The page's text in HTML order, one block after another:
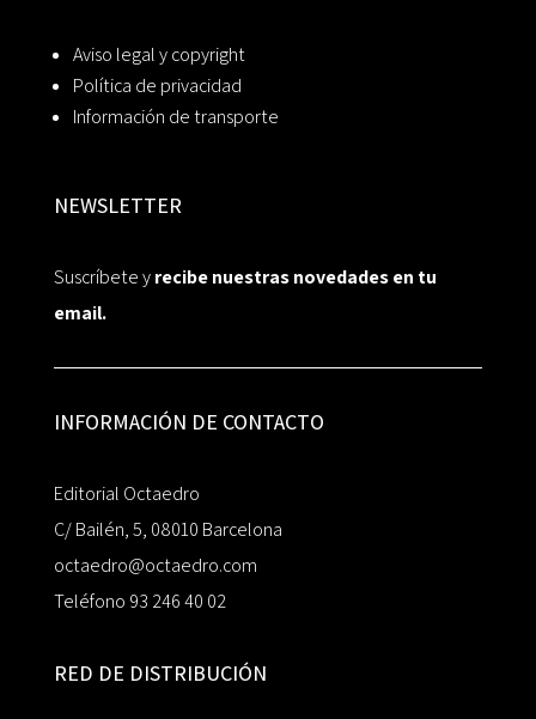
Aviso legal y copyright
Política de privacidad
Información de transporte
NEWSLETTER
Suscríbete yrecibe nuestras novedades en tu
email.
INFORMACIÓN DE CONTACTO
Editorial Octaedro
C/ Bailén, 5, 08010 Barcelona
octaedro@octaedro.com
Teléfono 93 246 40 02
RED DE DISTRIBUCIÓN